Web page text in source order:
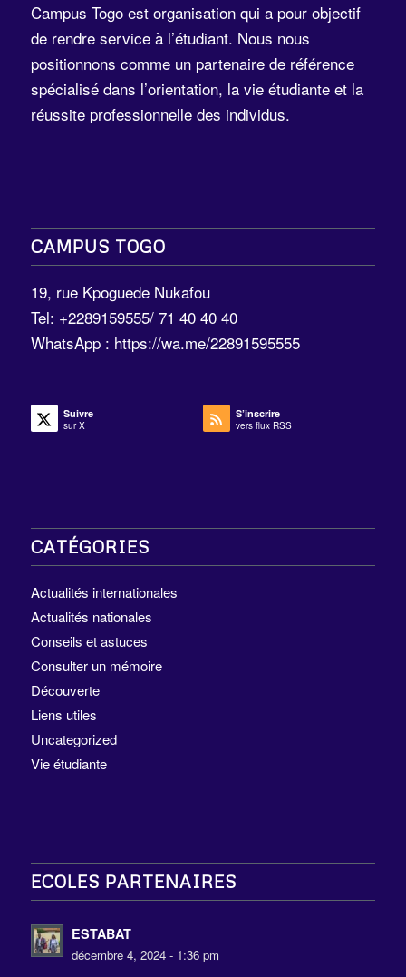
Campus Togo est organisation qui a pour objectif
de rendre service à l’étudiant. Nous nous
positionnons comme un partenaire de référence
spécialisé dans l’orientation, la vie étudiante et la
réussite professionnelle des individus.
CAMPUS TOGO
19, rue Kpoguede Nukafou
Tel: +2289159555/ 71 40 40 40
WhatsApp : https://wa.me/22891595555
Suivre
sur X
S’inscrire
vers flux RSS
CATÉGORIES
Actualités internationales
Actualités nationales
Conseils et astuces
Consulter un mémoire
Découverte
Liens utiles
Uncategorized
Vie étudiante
ECOLES PARTENAIRES
ESTABAT
décembre 4, 2024 - 1:36 pm